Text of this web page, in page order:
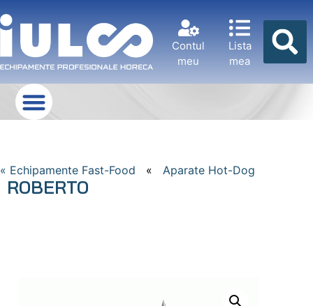
Contul
meu
Lista
mea
« Echipamente Fast-Food « Aparate Hot-Dog
ROBERTO